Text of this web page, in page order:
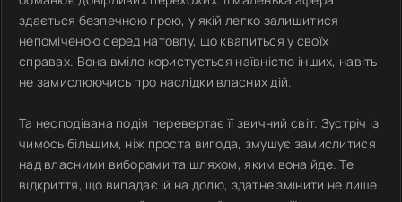
здається безпечною грою, у якій легко залишитися
непоміченою серед натовпу, що квапиться у своїх
справах. Вона вміло користується наївністю інших, навіть
не замислюючись про наслідки власних дій.
Та несподівана подія перевертає її звичний світ. Зустріч із
чимось більшим, ніж проста вигода, змушує замислитися
над власними виборами та шляхом, яким вона йде. Те
відкриття, що випадає їй на долю, здатне змінити не лише